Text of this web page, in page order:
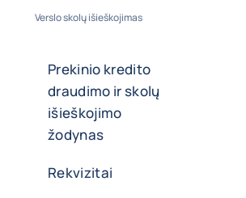
Verslo skolų išieškojimas
Prekinio kredito
draudimo ir skolų
išieškojimo
žodynas
Rekvizitai